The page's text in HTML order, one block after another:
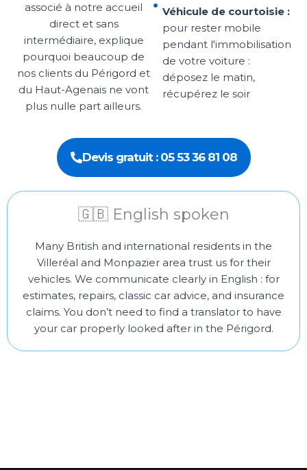
associé à notre accueil
direct et sans
intermédiaire, explique
pourquoi beaucoup de
nos clients du Périgord et
du Haut-Agenais ne vont
plus nulle part ailleurs.
Véhicule de courtoisie :
pour rester mobile
pendant l'immobilisation
de votre voiture :
déposez le matin,
récupérez le soir
Devis gratuit : 05 53 36 81 08
🇬🇧 English spoken
Many British and international residents in the
Villeréal and Monpazier area trust us for their
vehicles. We communicate clearly in English : for
estimates, repairs, classic car advice, and insurance
claims. You don’t need to find a translator to have
your car properly looked after in the Périgord.